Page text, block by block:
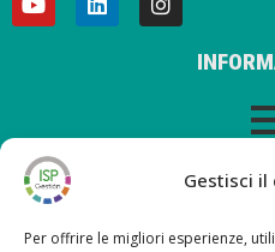
Gestisci il
Per offrire le migliori esperienze,
AVVISO